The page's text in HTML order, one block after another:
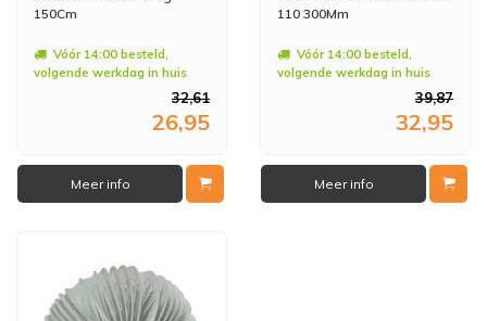
150Cm
Vóór 14:00 besteld,
volgende werkdag in huis
32,61
26,95
Meer info
110 300Mm
Vóór 14:00 besteld,
volgende werkdag in huis
39,87
32,95
Meer info